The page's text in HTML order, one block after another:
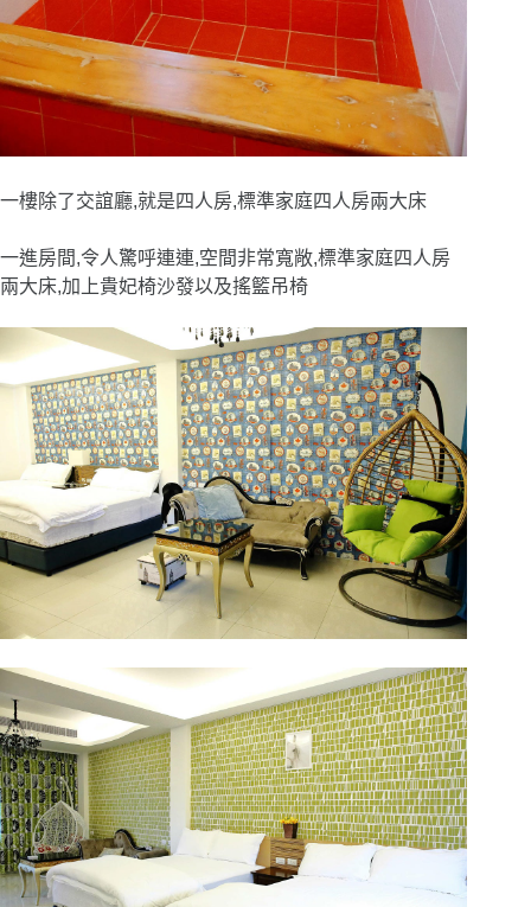
一樓除了交誼廳,就是四人房,標準家庭四人房兩大床
一進房間,令人驚呼連連,空間非常寬敞,標準家庭四人房
兩大床,加上貴妃椅沙發以及搖籃吊椅